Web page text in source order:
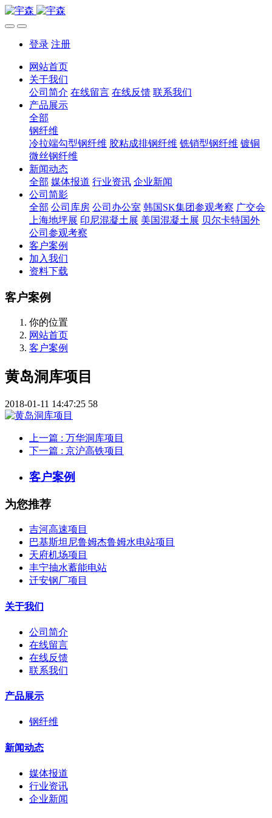
登录 注册
网站首页
关于我们
公司简介 在线留言 在线反馈 联系我们
产品展示
全部
钢纤维
冷拉端勾型钢纤维 胶粘成排钢纤维 铣销型钢纤维 镀铜
微丝钢纤维
新闻动态
全部 媒体报道 行业资讯 企业新闻
公司简影
全部 公司库房 公司办公室 韩国SK集团参观考察 广交会
上海地坪展 印尼混凝土展 美国混凝土展 贝尔卡特国外
公司参观考察
客户案例
加入我们
资料下载
客户案例
你的位置
网站首页
客户案例
黄岛洞库项目
2018-01-11 14:47:25 58
上一篇 : 万华洞库项目
下一篇 : 京沪高铁项目
客户案例
为您推荐
吉河高速项目
巴基斯坦尼鲁姆杰鲁姆水电站项目
天府机场项目
丰宁抽水蓄能电站
迁安钢厂项目
关于我们
公司简介
在线留言
在线反馈
联系我们
产品展示
钢纤维
新闻动态
媒体报道
行业资讯
企业新闻